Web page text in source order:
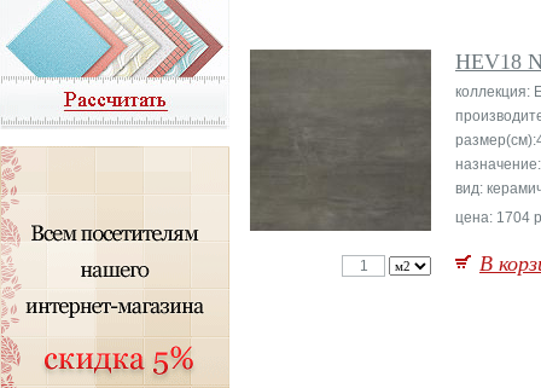
HEV18
коллекция:
вид:
цена: 1704
В